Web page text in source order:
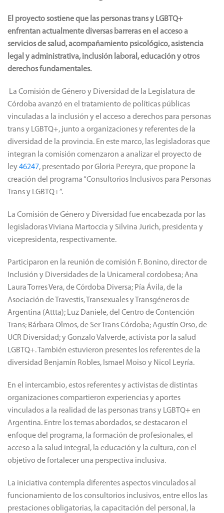
El proyecto sostiene que las personas trans y LGBTQ+
enfrentan actualmente diversas barreras en el acceso a
servicios de salud, acompañamiento psicológico, asistencia
legal y administrativa, inclusión laboral, educación y otros
derechos fundamentales.
La Comisión de Género y Diversidad de la Legislatura de
Córdoba avanzó en el tratamiento de políticas públicas
vinculadas a la inclusión y el acceso a derechos para personas
trans y LGBTQ+, junto a organizaciones y referentes de la
diversidad de la provincia. En este marco, las legisladoras que
integran la comisión comenzaron a analizar el proyecto de
ley46247, presentado por Gloria Pereyra, que propone la
creación del programa “Consultorios Inclusivos para Personas
Trans y LGBTQ+”.
La Comisión de Género y Diversidad fue encabezada por las
legisladoras Viviana Martoccia y Silvina Jurich, presidenta y
vicepresidenta, respectivamente.
Participaron en la reunión de comisión F. Bonino, director de
Inclusión y Diversidades de la Unicameral cordobesa; Ana
Laura Torres Vera, de Córdoba Diversa; Pía Ávila, de la
Asociación de Travestis, Transexuales y Transgéneros de
Argentina (Attta); Luz Daniele, del Centro de Contención
Trans; Bárbara Olmos, de Ser Trans Córdoba; Agustín Orso, de
UCR Diversidad; y Gonzalo Valverde, activista por la salud
LGBTQ+. También estuvieron presentes los referentes de la
diversidad Benjamín Robles, Ismael Moiso y Nicol Leyría.
En el intercambio, estos referentes y activistas de distintas
organizaciones compartieron experiencias y aportes
vinculados a la realidad de las personas trans y LGBTQ+ en
Argentina. Entre los temas abordados, se destacaron el
enfoque del programa, la formación de profesionales, el
acceso a la salud integral, la educación y la cultura, con el
objetivo de fortalecer una perspectiva inclusiva.
La iniciativa contempla diferentes aspectos vinculados al
funcionamiento de los consultorios inclusivos, entre ellos las
prestaciones obligatorias, la capacitación del personal, la